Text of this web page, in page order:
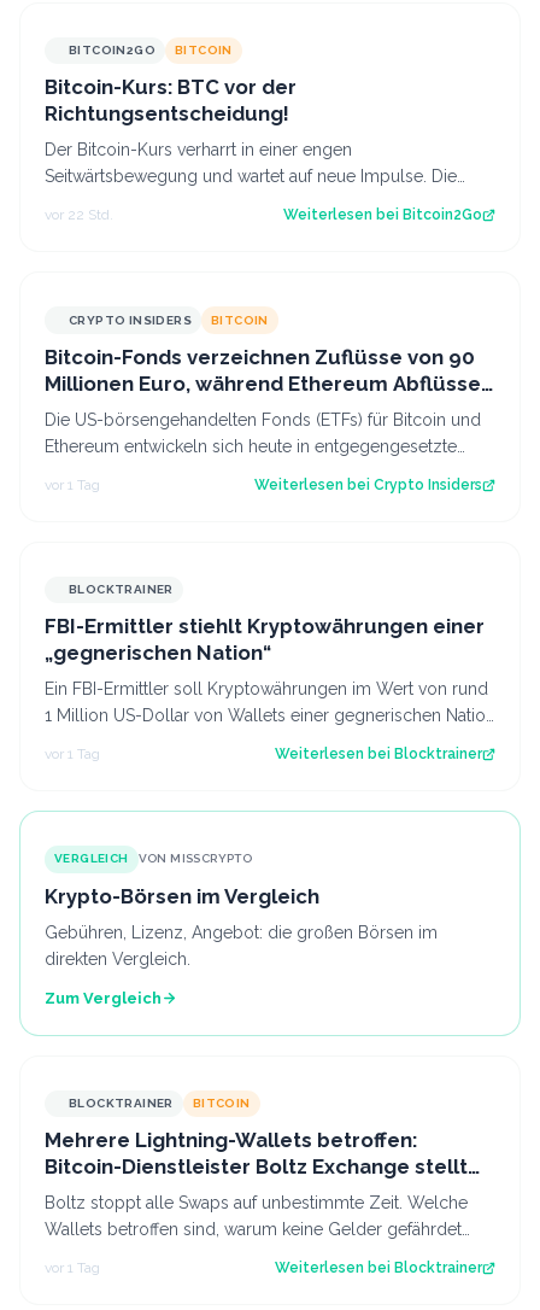
BITCOIN2GO BITCOIN
Bitcoin-Kurs: BTC vor der
Richtungsentscheidung!
Der Bitcoin-Kurs verharrt in einer engen
Seitwärtsbewegung und wartet auf neue Impulse. Die
aktuelle Chartstruktur deutet auf eine bevorsteh…
vor 22 Std. Weiterlesen bei Bitcoin2Go
CRYPTO INSIDERS BITCOIN
Bitcoin-Fonds verzeichnen Zuflüsse von 90
Millionen Euro, während Ethereum Abflüsse
hinnehmen muss
Die US-börsengehandelten Fonds (ETFs) für Bitcoin und
Ethereum entwickeln sich heute in entgegengesetzte
vor 1 Tag Weiterlesen bei Crypto Insiders
BLOCKTRAINER
FBI-Ermittler stiehlt Kryptowährungen einer
„gegnerischen Nation“
Ein FBI-Ermittler soll Kryptowährungen im Wert von rund
1 Million US-Dollar von Wallets einer gegnerischen Nation
vor 1 Tag Weiterlesen bei Blocktrainer
VERGLEICH VON MISSCRYPTO
Krypto-Börsen im Vergleich
Gebühren, Lizenz, Angebot: die großen Börsen im
direkten Vergleich.
Zum Vergleich
BLOCKTRAINER BITCOIN
Mehrere Lightning-Wallets betroffen:
Bitcoin-Dienstleister Boltz Exchange stellt
Swap-Service ein
Boltz stoppt alle Swaps auf unbestimmte Zeit. Welche
Wallets betroffen sind, warum keine Gelder gefährdet
vor 1 Tag Weiterlesen bei Blocktrainer